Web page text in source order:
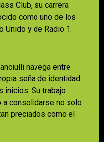
Club, su carrera
como uno de los
Unido y de Radio 1.
navega entre
seña de identidad
inicios. Su trabajo
a consolidarse no solo
preciados como el